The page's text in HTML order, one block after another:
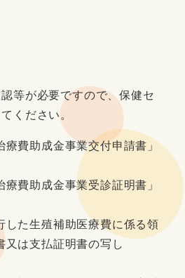
等が必要ですので、保健セ
ください。
療費助成金事業交付申請書」
療費助成金事業受診証明書」
した生殖補助医療費に係る領
又は支払証明書の写し